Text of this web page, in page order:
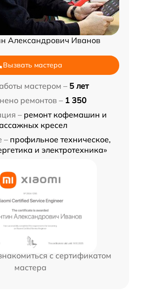
Александрович Иванов
Вызвать мастера
мастером – 5 лет
ремонтов – 1 350
– ремонт кофемашин и
кресел
– профильное техническое,
и электротехника»
с сертификатом
мастера